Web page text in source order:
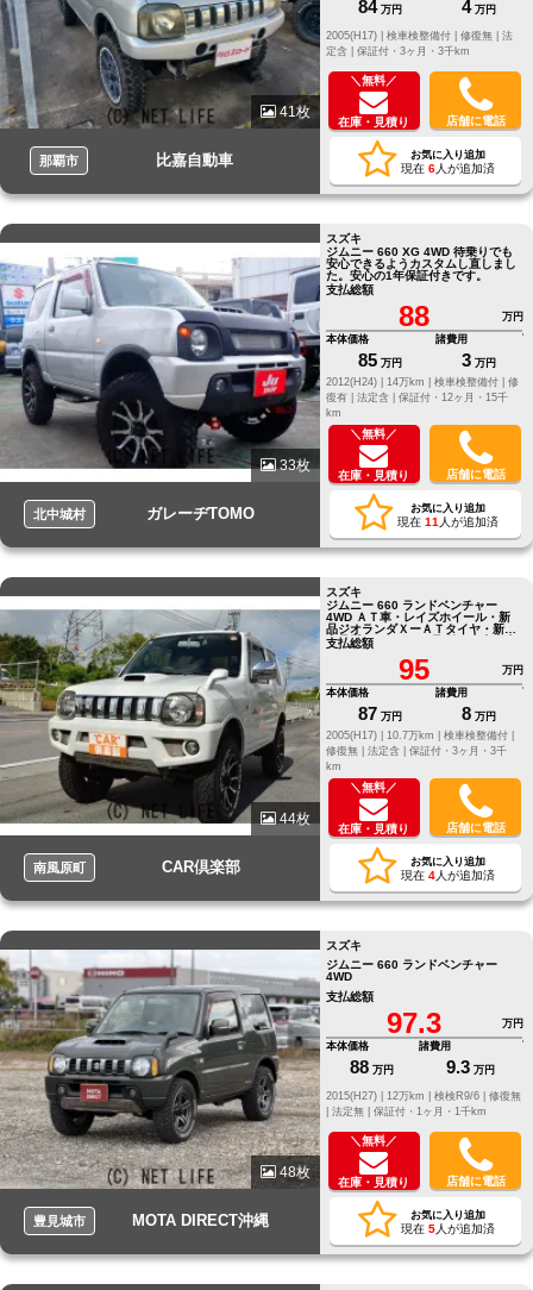
41枚
那覇市 比嘉自動車
84 万円 4 万円
修復無 | 法
定含 | 保証付・3ヶ月・3千km
＼無料／
在庫・見積り 店舗に電話
お気に入り追加
現在 6人が追加済
33枚
北中城村 ガレーヂTOMO
スズキ
ジムニー 660 XG 4WD 待乗りでも
安心できるようカスタムし直しまし
た。安心の1年保証付きです。
支払総額
88
万円
本体価格
85 万円
諸費用
3 万円
2012(H24) |
14万km | 検車検整備付 | 修
復有 | 法定含 | 保証付・12ヶ月・15千
km
＼無料／
在庫・見積り 店舗に電話
お気に入り追加
現在 11 人が追加済
44枚
南風原町 CAR倶楽部
スズキ
ジムニー 660 ランドベンチャー
4WD ＡＴ車・レイズホイール・新
品ジオランダＸーＡＴタイヤ・新品
高品質シートカバー取付・本土中古
車
支払総額
95
万円
本体価格
87 万円
諸費用
8 万円
2005(H17) |
10.7万km |
検車検整備付 |
修復無 | 法定含 | 保証付・3ヶ月・3千
km
＼無料／
在庫・見積り 店舗に電話
お気に入り追加
現在 4人が追加済
48枚
豊見城市 MOTA DIRECT沖縄
スズキ
ジムニー 660 ランドベンチャー
4WD
支払総額
97.3
万円
本体価格
88 万円
諸費用
9.3 万円
修復無
法定無 | 保証付・1ヶ月・1千km
＼無料／
在庫・見積り 店舗に電話
お気に入り追加
現在 5人が追加済